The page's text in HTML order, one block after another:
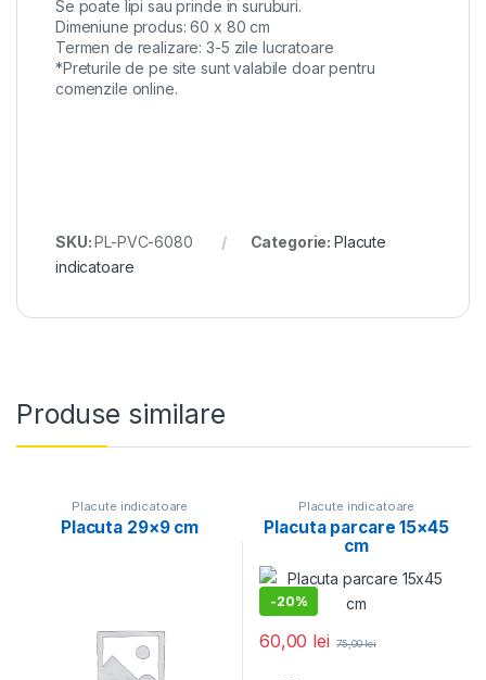
Se poate lipi sau prinde in suruburi.
Dimeniune produs: 60 x 80 cm
Termen de realizare: 3-5 zile lucratoare
*Preturile de pe site sunt valabile doar pentru
comenzile online.
SKU:PL-PVC-6080 Categorie: Placute
indicatoare
Produse similare
Placute indicatoare
Placuta 29×9 cm
Placute indicatoare
Placuta parcare 15×45
cm
-20%
60,00 lei 75,00lei